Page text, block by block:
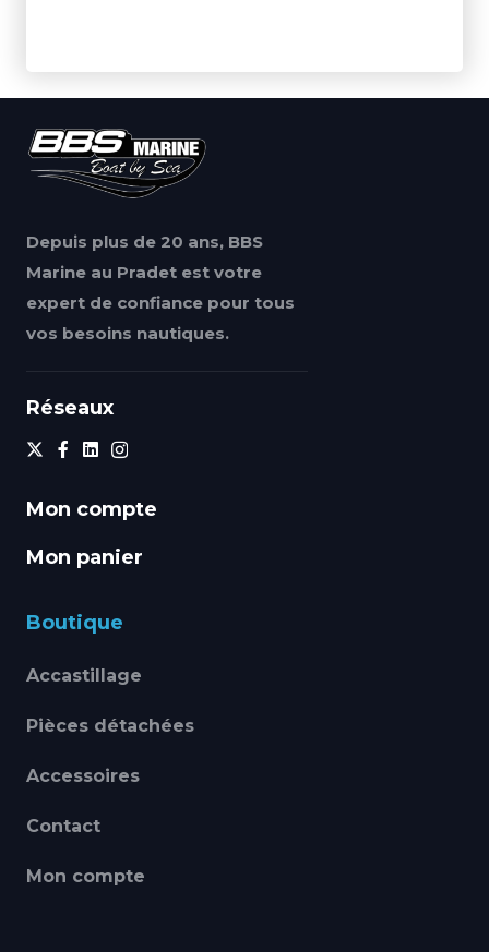
Depuis plus de 20 ans, BBS
Marine au Pradet est votre
expert de confiance pour tous
vos besoins nautiques.
Réseaux
Mon compte
Mon panier
Boutique
Accastillage
Pièces détachées
Accessoires
Contact
Mon compte